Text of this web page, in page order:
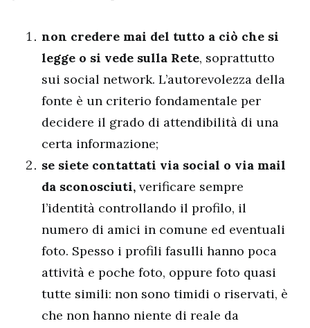
non credere mai del tutto a ciò che si
legge o si vede sulla Rete, soprattutto
sui social network. L’autorevolezza della
fonte è un criterio fondamentale per
decidere il grado di attendibilità di una
certa informazione;
se siete contattati via social o via mail
da sconosciuti, verificare sempre
l’identità controllando il profilo, il
numero di amici in comune ed eventuali
foto. Spesso i profili fasulli hanno poca
attività e poche foto, oppure foto quasi
tutte simili: non sono timidi o riservati, è
che non hanno niente di reale da